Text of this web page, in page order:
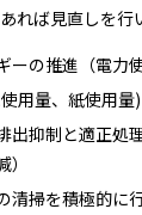
れば見直しを行
ーの推進（電力
用量、紙使用量)
出抑制と適正処
清掃を積極的に